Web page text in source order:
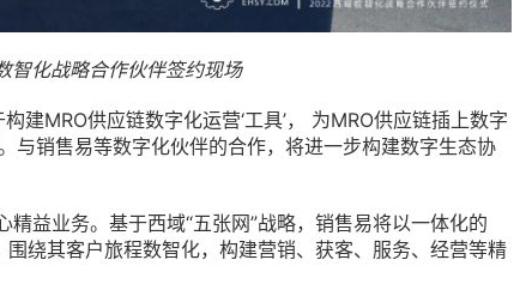
化战略合作伙伴签约现场
建MRO供应链数字化运营‘工具’， 为MRO供应链插上数字
与销售易等数字化伙伴的合作，将进一步构建数字生态协
益业务。基于西域“五张网”战略，销售易将以一体化的
围绕其客户旅程数智化，构建营销、获客、服务、经营等精